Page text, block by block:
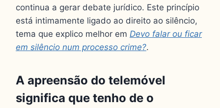
continua a gerar debate jurídico. Este princípio
está intimamente ligado ao direito ao silêncio,
tema que explico melhor em Devo falar ou ficar
em silêncio num processo crime?.
A apreensão do telemóvel
significa que tenho de o